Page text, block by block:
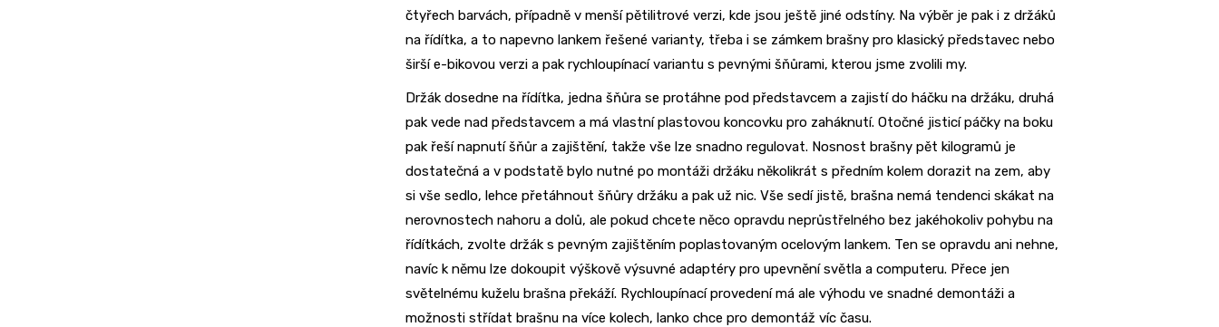
čtyřech barvách, případně v menší pětilitrové verzi, kde jsou ještě jiné odstíny. Na výběr je pak i z držáků
na řídítka, a to napevno lankem řešené varianty, třeba i se zámkem brašny pro klasický představec nebo
širší e-bikovou verzi a pak rychloupínací variantu s pevnými šňůrami, kterou jsme zvolili my.
Držák dosedne na řídítka, jedna šňůra se protáhne pod představcem a zajistí do háčku na držáku, druhá
pak vede nad představcem a má vlastní plastovou koncovku pro zaháknutí. Otočné jisticí páčky na boku
pak řeší napnutí šňůr a zajištění, takže vše lze snadno regulovat. Nosnost brašny pět kilogramů je
dostatečná a v podstatě bylo nutné po montáži držáku několikrát s předním kolem dorazit na zem, aby
si vše sedlo, lehce přetáhnout šňůry držáku a pak už nic. Vše sedí jistě, brašna nemá tendenci skákat na
nerovnostech nahoru a dolů, ale pokud chcete něco opravdu neprůstřelného bez jakéhokoliv pohybu na
řídítkách, zvolte držák s pevným zajištěním poplastovaným ocelovým lankem. Ten se opravdu ani nehne,
navíc k němu lze dokoupit výškově výsuvné adaptéry pro upevnění světla a computeru. Přece jen
světelnému kuželu brašna překáží. Rychloupínací provedení má ale výhodu ve snadné demontáži a
možnosti střídat brašnu na více kolech, lanko chce pro demontáž víc času.